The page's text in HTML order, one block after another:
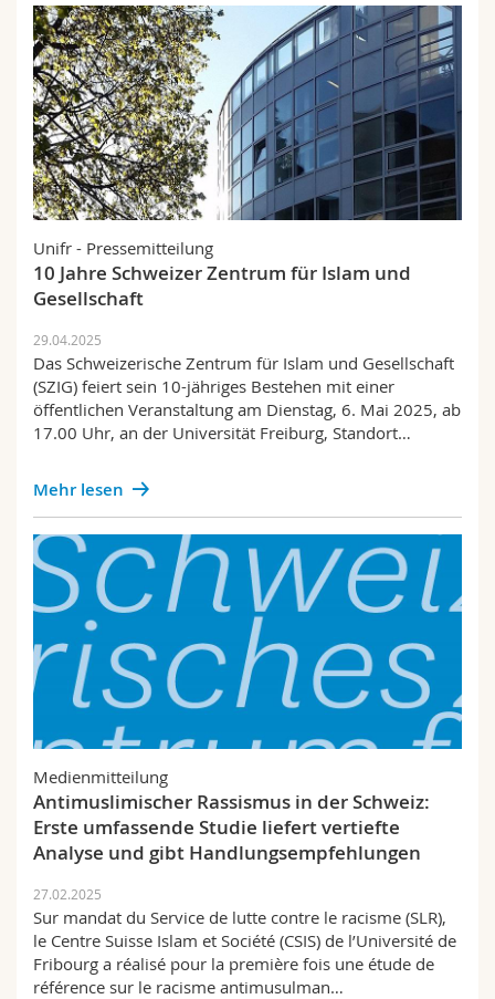
Unifr - Pressemitteilung
10 Jahre Schweizer Zentrum für Islam und
Gesellschaft
29.04.2025
Das Schweizerische Zentrum für Islam und Gesellschaft
(SZIG) feiert sein 10-jähriges Bestehen mit einer
öffentlichen Veranstaltung am Dienstag, 6. Mai 2025, ab
17.00 Uhr, an der Universität Freiburg, Standort…
Mehr lesen
Medienmitteilung
Antimuslimischer Rassismus in der Schweiz:
Erste umfassende Studie liefert vertiefte
Analyse und gibt Handlungsempfehlungen
27.02.2025
Sur mandat du Service de lutte contre le racisme (SLR),
le Centre Suisse Islam et Société (CSIS) de l’Université de
Fribourg a réalisé pour la première fois une étude de
référence sur le racisme antimusulman…